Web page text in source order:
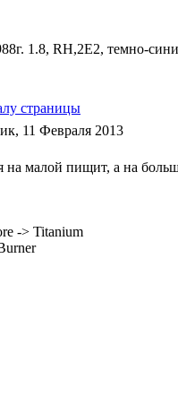
1.8, RH,2E2, темно-
11 Февраля 2013
на малой пищит, а на
-> Titanium